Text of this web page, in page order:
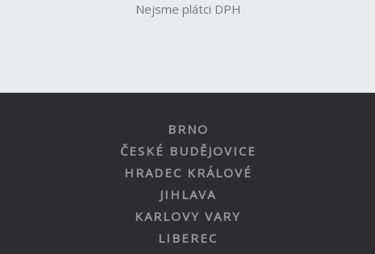
Nejsme plátci DPH
BRNO
ČESKÉ BUDĚJOVICE
HRADEC KRÁLOVÉ
JIHLAVA
KARLOVY VARY
LIBEREC